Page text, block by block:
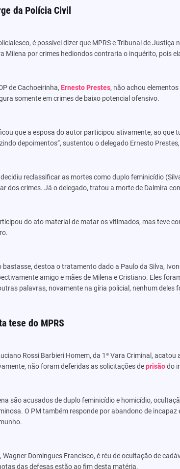
da Polícia Civil
é possível dizer que MPRS e Tribunal de Justiça
Milena por crimes hediondos contraria o inquérito, pois
de Cachoeirinha, Ernesto Prestes, não achou
somente em crimes de baixo potencial ofensivo.
que a esposa do autor participou ativamente, ao que
depoimentos”, sustentou o delegado Ernesto
reclassificar as mortes como duplo feminicídio
dos crimes. Já o delegado, tratou a morte de Dalmira
do ato material de matar os vitimados, mas teve
bastasse, destoa o tratamento dado a Paulo da Silva,
amigo e mães de Milena e Cristiano. Eles
palavras, novamente na gíria policial, nenhum deles
tese do MPRS
Rossi Barbieri Homem, da 1ª Vara Criminal, acatou
não foram deferidas as solicitações deprisãodo
são acusados de duplo feminicídio e homicídio,
O PM também responde por abandono de incapaz
Wagner Domingues Francisco, é réu de ocultação de
das defesas estão ao fim desta matéria.